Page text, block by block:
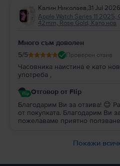
Калин Николаев,31 Jul 2026
Apple Watch Series 11 2025,
42mm, Rose Gold, Като нов
Много съм доволен
5/5 Проверен отзив
Часовника наистина е като
употреба ,
Отговор от Flip
Благодарим Ви за отзива! 😊
от покупката. Благодарим Ви
пожелаваме приятно
Покажи